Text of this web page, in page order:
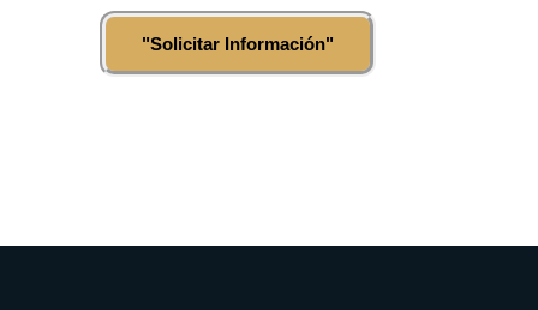
"Solicitar Información"